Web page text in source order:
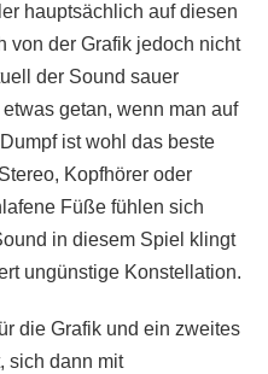
hauptsächlich auf diesen
von der Grafik jedoch nicht
der Sound sauer
getan, wenn man auf
ist wohl das beste
Kopfhörer oder
Füße fühlen sich
in diesem Spiel klingt
ungünstige Konstellation.
die Grafik und ein zweites
sich dann mit